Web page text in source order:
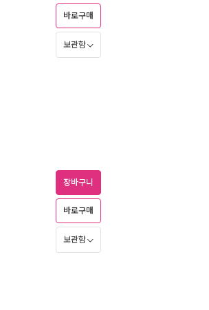
바로구매
보관함
장바구니
바로구매
보관함